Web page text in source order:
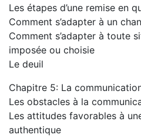
Les étapes d’une remise en
Comment s’adapter à un
Comment s’adapter à toute
imposée ou choisie
Le deuil
Chapitre 5: La
Les obstacles à la
Les attitudes favorables à
authentique